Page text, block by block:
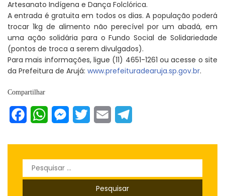
Artesanato Indígena e Dança Folclórica.
A entrada é gratuita em todos os dias. A população poderá
trocar 1kg de alimento não perecível por um abadá, em
uma ação solidária para o Fundo Social de Solidariedade
(pontos de troca a serem divulgados).
Para mais informações, ligue (11) 4651-1261 ou acesse o site
da Prefeitura de Arujá: www.prefeituradearuja.sp.gov.br.
Compartilhar
FacebookWhatsAppMessenger
Twitter Email
Pesquisar